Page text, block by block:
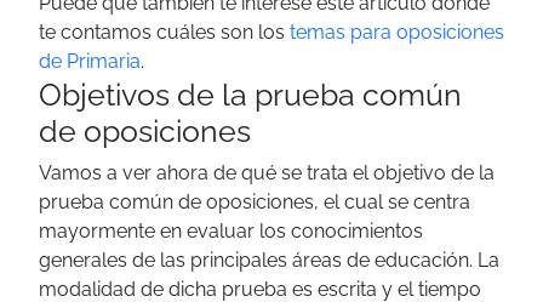
te contamos cuáles son los temas para oposiciones
de Primaria.
Objetivos de la prueba común
de oposiciones
Vamos a ver ahora de qué se trata el objetivo de la
prueba común de oposiciones, el cual se centra
mayormente en evaluar los conocimientos
generales de las principales áreas de educación. La
modalidad de dicha prueba es escrita y el tiempo